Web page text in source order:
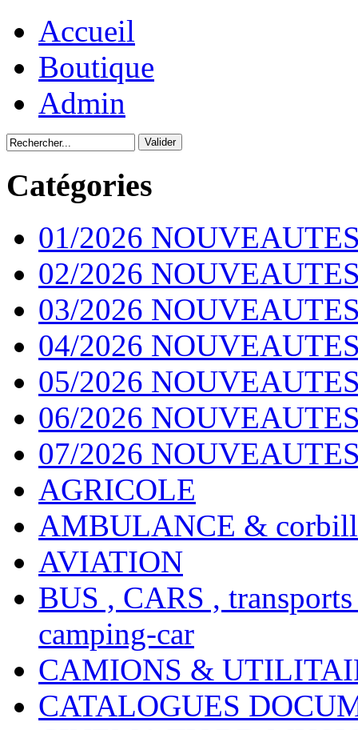
Accueil
Boutique
Admin
Catégories
01/2026
02/2026
03/2026
04/2026
05/2026
06/2026
07/2026
AGRICOLE
AMBULANCE &
AVIATION
BUS , CARS ,
camping-car
CAMIONS &
CATALOGUES